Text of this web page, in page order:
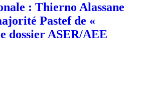
: Thierno Alassane
Pastef de «
dossier ASER/AEE